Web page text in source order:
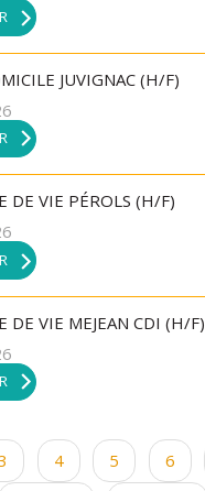
JUVIGNAC (H/F)
DE VIE PÉROLS (H/F)
DE VIE MEJEAN CDI (H/F)
4 5 6